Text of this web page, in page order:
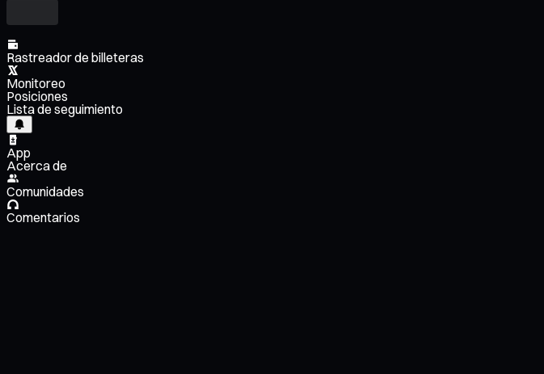
Rastreador de billeteras
Monitoreo
Posiciones
Lista de seguimiento
App
Acerca de
Comunidades
Comentarios